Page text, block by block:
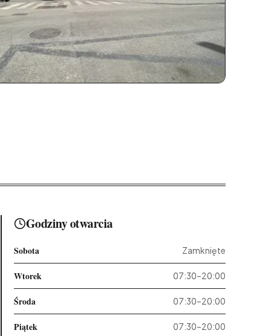
Godziny otwarcia
Sobota Zamknięte
Wtorek 07:30–20:00
Środa 07:30–20:00
Piątek 07:30–20:00